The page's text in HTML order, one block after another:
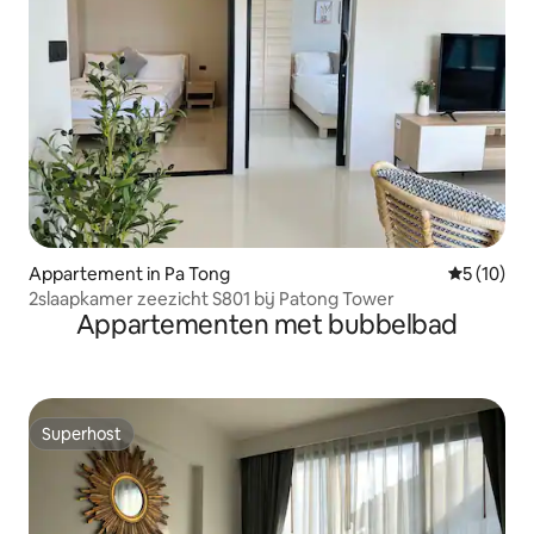
Appartement in Pa Tong
5 (10)
2slaapkamer zeezicht S801 bij Patong Tower
Appartementen met bubbelbad
Superhost
Superhost